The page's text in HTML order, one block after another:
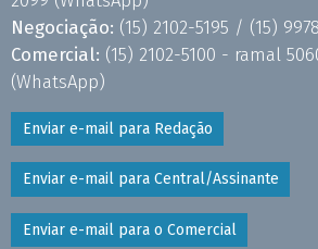
Negociação: (15) 2102-5195 / (15)
Comercial: (15) 2102-5100 - ramal
(WhatsApp)
Enviar e-mail para Redação
Enviar e-mail para Central/Assinante
Enviar e-mail para o Comercial